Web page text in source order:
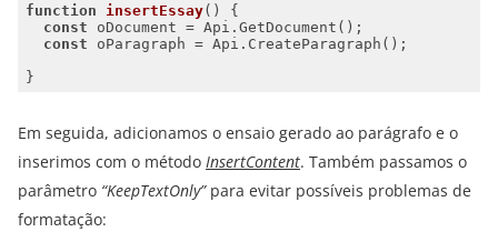
function insertEssay( )
const
const
Em seguida, adicionamos o ensaio gerado ao parágrafo e o
inserimos com o método InsertContent. Também passamos o
parâmetro “KeepTextOnly”para evitar possíveis problemas de
formatação: